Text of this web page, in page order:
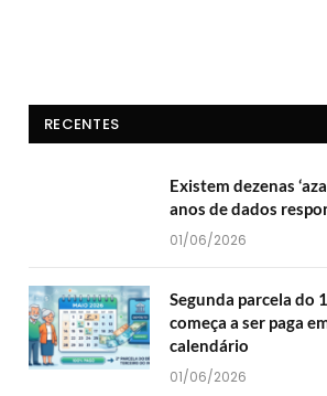
RECENTES
Existem dezenas
anos de dados
01/06/2026
Segunda parcela do
começa a ser paga
calendário
01/06/2026